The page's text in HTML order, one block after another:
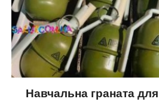
Навчальна граната